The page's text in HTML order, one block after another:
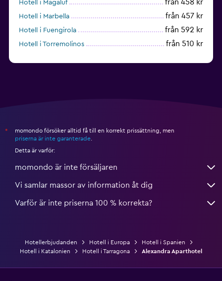
Hotell i Magaluf från 458 kr
Hotell i Marbella från 457 kr
Hotell i Fuengirola från 592 kr
Hotell i Torremolinos från 510 kr
*
momondo försöker alltid få till en korrekt prissättning, men
priserna är inte garanterade
Detta är varför:
momondo är inte försäljaren
Vi samlar massor av information åt dig
Varför är inte priserna 100 % korrekta?
Hotellerbjudanden Hotell i Europa
Hotell i Spanien
Hotell i Katalonien
Hotell i Tarragona Alexandra Aparthotel